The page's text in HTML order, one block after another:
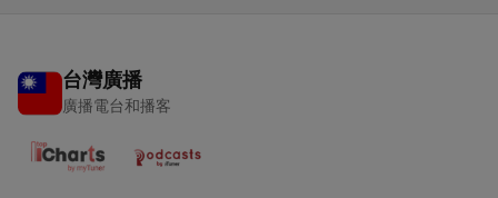
台灣廣播
廣播電台和播客